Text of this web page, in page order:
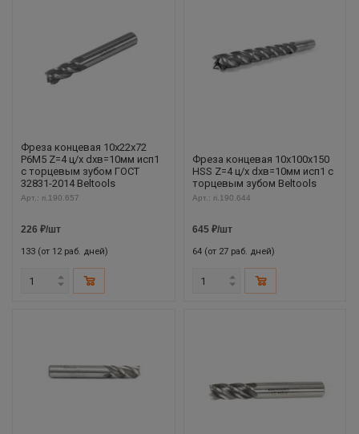
Фреза концевая 10х22х72
Р6М5 Z=4 ц/х dхв=10мм исп1
с торцевым зубом ГОСТ
32831-2014 Beltools
Арт.: ri.190.657
226 ₽/шт
133 (от 12 раб. дней)
Фреза концевая 10х100х150
HSS Z=4 ц/х dхв=10мм исп1 с
торцевым зубом Beltools
Арт.: ri.190.644
645₽/шт
64 (от 27 раб. дней)